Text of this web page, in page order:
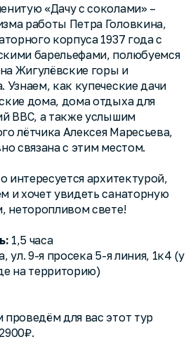
«Дачу с соколами» –
работы Петра Головкина,
корпуса 1937 года с
барельефами, полюбуемся
Жигулёвские горы и
Узнаем, как купеческие дачи
дома, дома отдыха для
ВВС, а также услышим
лётчика Алексея Маресьева,
связана с этим местом.
интересуется архитектурой,
и хочет увидеть санаторную
неторопливом свете!
1,5 часа
ул. 9-я просека 5-я линия, 1к4 (у
на территорию)
для вас этот тур